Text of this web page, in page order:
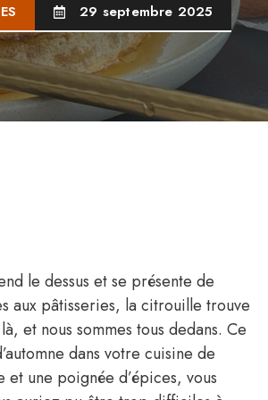
29 septembre 2025
le dessus et se présente de
aux pâtisseries, la citrouille trouve
et nous sommes tous dedans. Ce
dans votre cuisine de
une poignée d’épices, vous